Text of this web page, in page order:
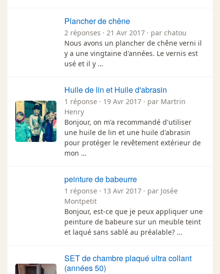
Plancher de chêne
2 réponses · 21 Avr 2017 · par chatou
Nous avons un plancher de chêne verni il
y a une vingtaine d'années. Le vernis est
usé et il y …
Huile de lin et Huile d'abrasin
1 réponse · 19 Avr 2017 · par Martrin
Henry
Bonjour, on m'a recommandé d'utiliser
une huile de lin et une huile d'abrasin
pour protéger le revêtement extérieur de
mon …
peinture de babeurre
1 réponse · 13 Avr 2017 · par Josée
Montpetit
Bonjour, est-ce que je peux appliquer une
peinture de babeure sur un meuble teint
et laqué sans sablé au préalable? …
SET de chambre plaqué ultra collant
(années 50)